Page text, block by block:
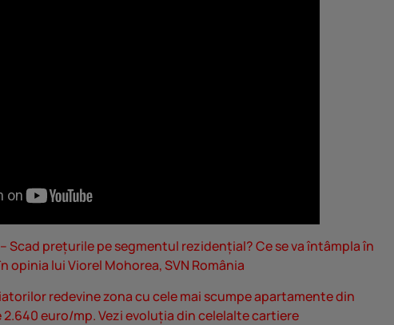
Scad prețurile pe segmentul rezidențial? Ce se va întâmpla în
opinia lui Viorel Mohorea, SVN România
redevine zona cu cele mai scumpe apartamente din
2.640 euro/mp. Vezi evoluția din celelalte cartiere